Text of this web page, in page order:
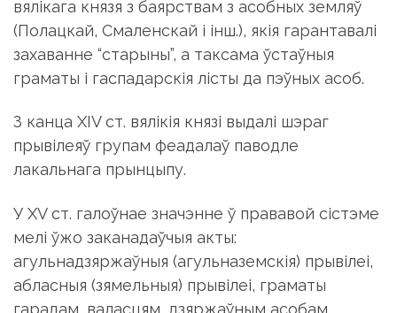
вялікага князя з баярствам з асобных земляў
(Полацкай, Смаленскай і інш.), якія гарантавалі
захаванне “старыны”, а таксама ўстаўныя
граматы і гаспадарскія лісты да пэўных асоб.
З канца XIV ст. вялікія князі выдалі шэраг
прывілеяў групам феадалаў паводле
лакальнага прынцыпу.
У XV ст. галоўнае значэнне ў прававой сістэме
мелі ўжо заканадаўчыя акты:
агульнадзяржаўныя (агульназемскія) прывілеі,
абласныя (зямельныя) прывілеі, граматы
гарадам, валасцям, дзяржаўным асобам.